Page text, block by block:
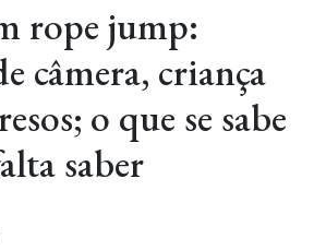
rope jump:
câmera, criança
o que se sabe
saber